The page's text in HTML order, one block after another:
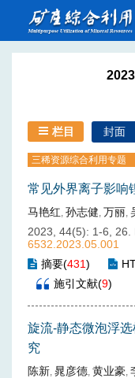
栏目 封面
三稀资源综合利用专题
常见外界离子影响
马艳红, 孙志健, 万丽,
2023, 44(5): 1-6, 26.
6532.2023.05.001
摘要(431)
施引文献(9)
旋流-静态微泡浮
究
陈新, 晁彦德, 黄业豪,